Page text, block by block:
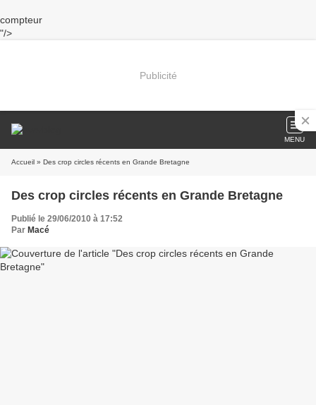
compteur
"/>
Publicité
MENU
Accueil » Des crop circles récents en Grande Bretagne
Des crop circles récents en Grande Bretagne
Publié le 29/06/2010 à 17:52
Par Macé